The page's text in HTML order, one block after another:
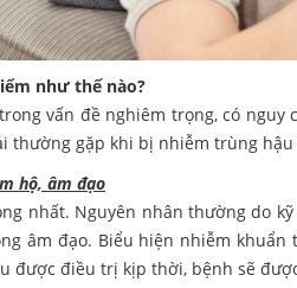
như thế nào?
vấn đề nghiêm trọng, có
thường gặp khi bị nhiễm trùng hậu
hộ, âm đạo
nhất. Nguyên nhân thường do
âm đạo. Biểu hiện nhiễm
được điều trị kịp thời, bệnh sẽ